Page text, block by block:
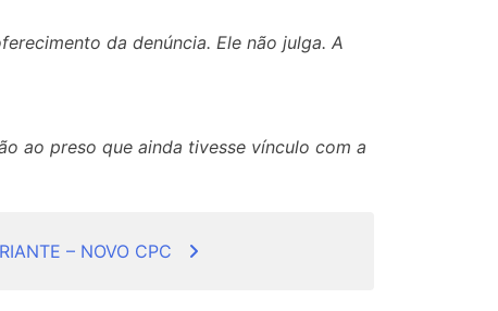
da denúncia. Ele não julga. A
ao preso que ainda tivesse vínculo com a
– NOVO CPC